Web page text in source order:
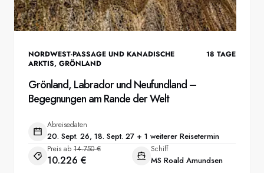
NORDWEST-PASSAGE UND KANADISCHE
ARKTIS, GRÖNLAND
18 TAGE
Grönland, Labrador und Neufundland –
Begegnungen am Rande der Welt
Abreisedaten
20. Sept. 26, 18. Sept. 27 + 1 weiterer Reisetermin
Preis ab 14.750 €
10.226 €
Schiff
MS Roald Amundsen